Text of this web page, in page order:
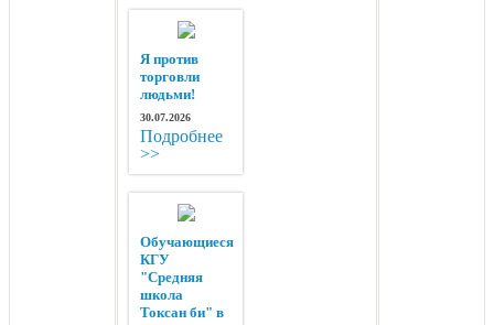
Я против
торговли
людьми!
30.07.2026
Подробнее
>>
Обучающиеся
КГУ
"Средняя
школа
Токсан би" в